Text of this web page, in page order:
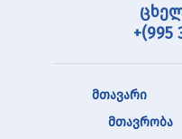
+(995
მთავარი
მთავრობა